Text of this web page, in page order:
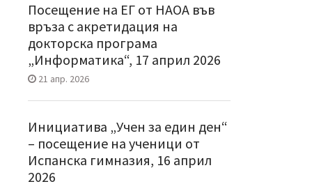
Посещение на ЕГ от НАОА във
връза с акретидация на
докторска програма
„Информатика“, 17 април 2026
21 апр. 2026
Инициатива „Учен за един ден“
– посещение на ученици от
Испанска гимназия, 16 април
2026